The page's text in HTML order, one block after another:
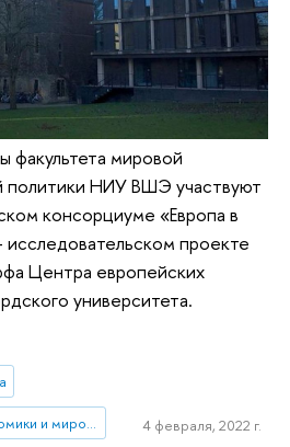
факультета мировой
политики НИУ ВШЭ участвуют
консорциуме «Европа в
проекте
Центра европейских
университета.
Факультет мировой экономики и мировой политики 4 февраля, 2022 г.